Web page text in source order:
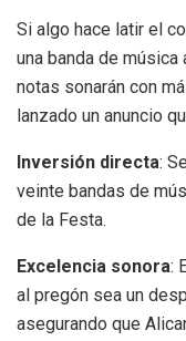
Si algo hace latir el
una banda de música
notas sonarán con
lanzado un anuncio
Inversión directa:
veinte bandas de
de la Festa.
Excelencia sonora:
al pregón sea un
asegurando que